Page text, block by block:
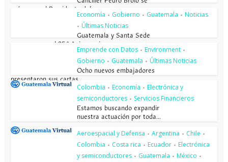
reúne con el Presidente del...
Economía • Gobierno • Guatemala • Noticias
• Últimas Noticias
Guatemala y Santa Sede
conmemoran el 85.º Aniversario...
Emprende con Datos • Environment •
Gobierno • Guatemala • Últimas Noticias
Ocho nuevos embajadores
presentaron sus cartas...
Colombia • Economía • Electrónica y
semiconductores • Servicios Financieros
Estamos buscando expandir
nuestra actuación por toda...
Aeroespacial y Defensa • Argentina • Chile •
Colombia • Costa rica • Ecuador • Electrónica
y semiconductores • Guatemala • México •